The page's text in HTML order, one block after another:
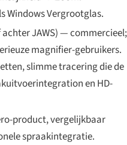
Windows Vergrootglas.
JAWS) — commercieel;
magnifier-gebruikers.
slimme tracering die de
en HD-
product, vergelijkbaar
spraakintegratie.